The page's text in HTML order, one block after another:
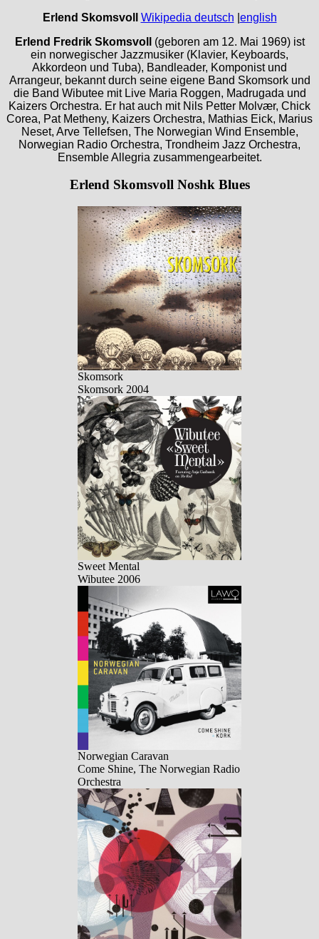
Erlend Skomsvoll
Wikipedia deutsch english
Erlend Fredrik Skomsvoll
(geboren am 12. Mai 1969) ist
ein norwegischer Jazzmusiker (Klavier, Keyboards,
Akkordeon und Tuba), Bandleader, Komponist und
Arrangeur, bekannt durch seine eigene Band Skomsork und
die Band Wibutee mit Live Maria Roggen, Madrugada und
Kaizers Orchestra. Er hat auch mit Nils Petter Molvær, Chick
Corea, Pat Metheny, Kaizers Orchestra, Mathias Eick, Marius
Neset, Arve Tellefsen, The Norwegian Wind Ensemble,
Norwegian Radio Orchestra, Trondheim Jazz Orchestra,
Ensemble Allegria zusammengearbeitet.
Erlend SkomsvollNoshk Blues
Skomsork
Skomsork 2004
Sweet Mental
Wibutee 2006
Norwegian Caravan
Come Shine, The Norwegian Radio
Orchestra